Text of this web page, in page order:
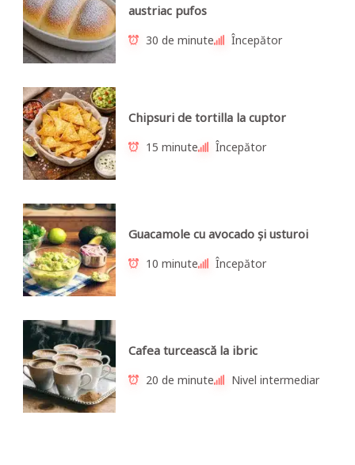
austriac pufos
30 de minute Începător
Chipsuri de tortilla la cuptor
15 minute Începător
Guacamole cu avocado și usturoi
10 minute Începător
Cafea turcească la ibric
20 de minute Nivel intermediar